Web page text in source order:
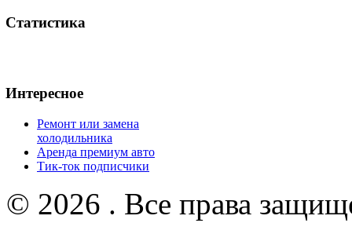
Статистика
Интересное
Ремонт или замена
холодильника
Аренда премиум авто
Тик-ток подписчики
© 2026 . Все права